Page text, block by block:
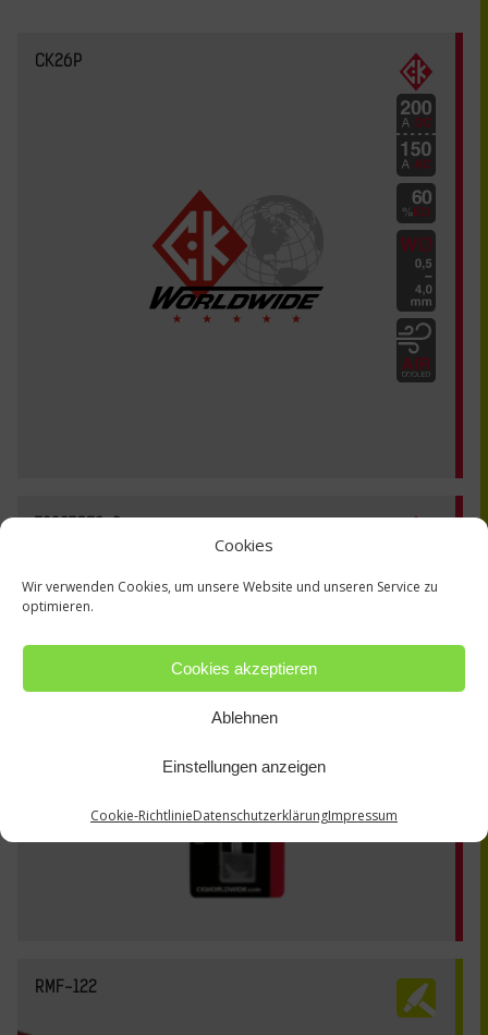
Cookies
Wir verwenden Cookies, um unsere Website und unseren Service zu
optimieren.
Cookies akzeptieren
Ablehnen
Einstellungen anzeigen
Cookie-RichtlinieDatenschutzerklärungImpressum
CK26P
T3327GT2-3
RMF-122